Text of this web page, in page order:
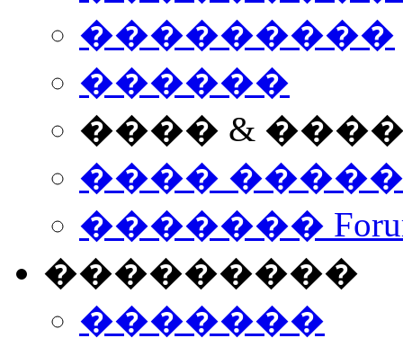
���������
������
���� &
����
�������
���������
�������